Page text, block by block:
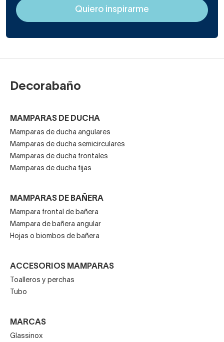
Decorabaño
MAMPARAS DE DUCHA
Mamparas de ducha angulares
Mamparas de ducha semicirculares
Mamparas de ducha frontales
Mamparas de ducha fijas
MAMPARAS DE BAÑERA
Mampara frontal de bañera
Mampara de bañera angular
Hojas o biombos de bañera
ACCESORIOS MAMPARAS
Toalleros y perchas
Tubo
MARCAS
Glassinox